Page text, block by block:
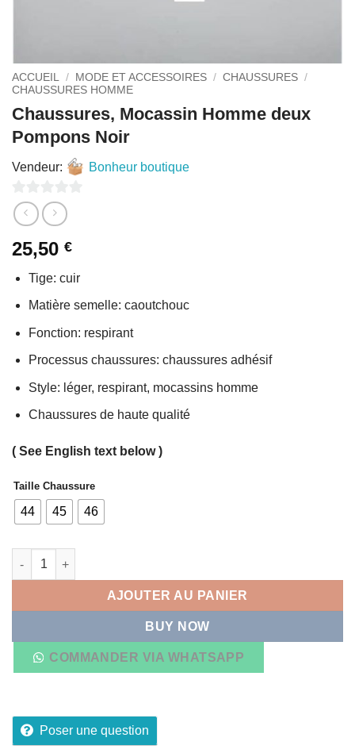
ACCUEIL / MODE ET ACCESSOIRES / CHAUSSURES /
CHAUSSURES HOMME
Chaussures, Mocassin Homme deux
Pompons Noir
Vendeur: Bonheur boutique
0
sur
5
25,50 €
Tige: cuir
Matière semelle: caoutchouc
Fonction: respirant
Processus chaussures: chaussures adhésif
Style: léger, respirant, mocassins homme
Chaussures de haute qualité
( See English text below )
Taille Chaussure
44 45 46
quantité de Chaussures, Mocassin Homme deux Pompons Noir
AJOUTER AU PANIER
BUY NOW
COMMANDER VIA WHATSAPP
Poser une question